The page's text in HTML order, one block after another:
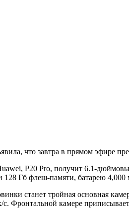
что завтра в прямом эфире
P20 Pro, получит 6.1-
128 Гб флеш-памяти, батарею
станет тройная основная
с. Фронтальной камере